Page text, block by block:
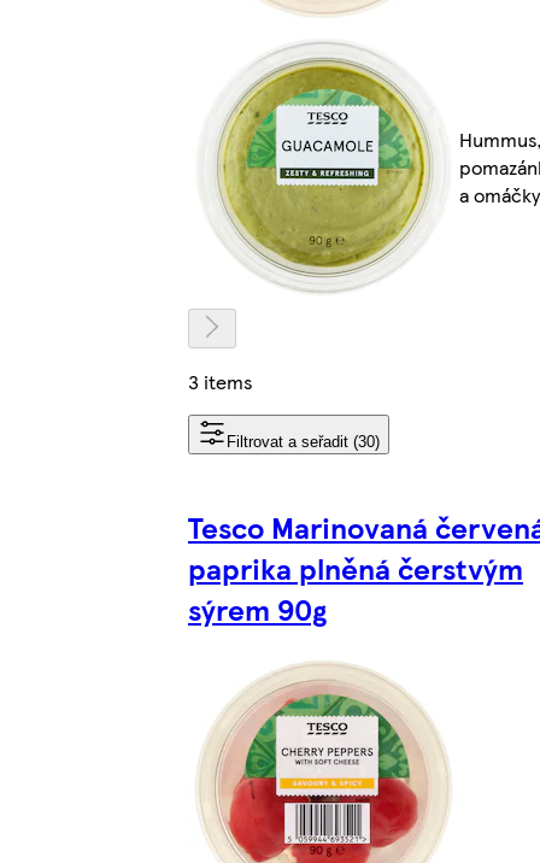
a omáčky
3 items
Filtrovat a seřadit (30)
Tesco Marinovaná
paprika plněná čerstvým
sýrem 90g